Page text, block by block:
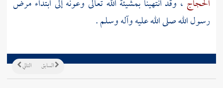
الحجاج ، وقد انتهينا بمشيئة الله تعالى وعونه إلى ابتداء مرض
رسول الله صلى الله عليه وآله وسلم .
التالي السابق